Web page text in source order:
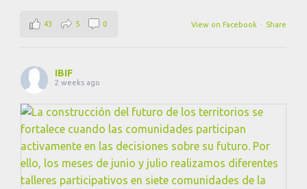
View on Facebook · Share
43 5 0
IBIF
2 weeks ago